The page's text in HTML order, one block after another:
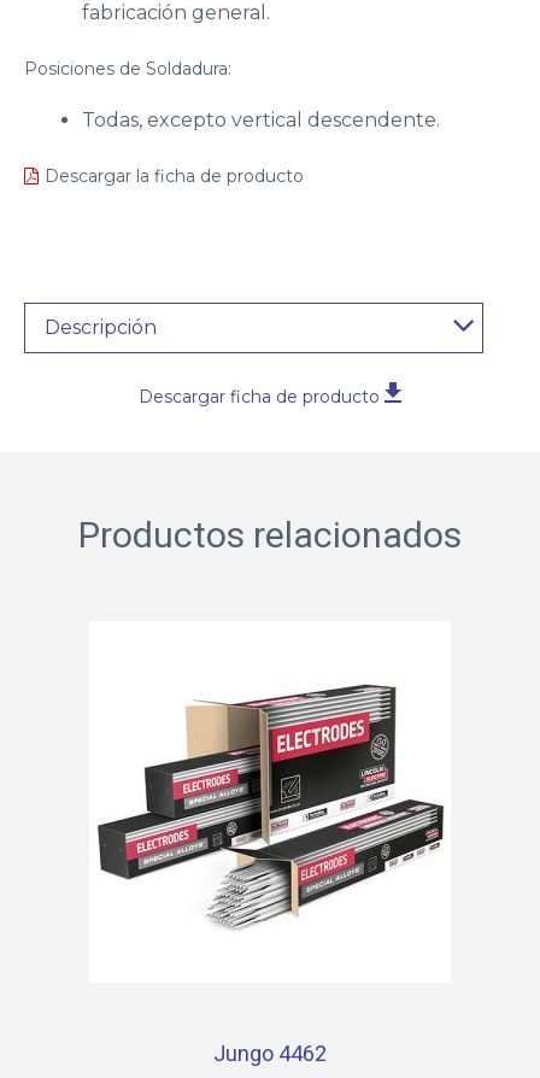
fabricación general.
Posiciones de Soldadura:
Todas, excepto vertical descendente.
Descargar la ficha de producto
Descripción
Descargar ficha de producto
Productos relacionados
Jungo 4462